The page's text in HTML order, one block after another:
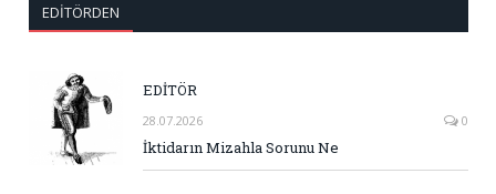
EDITÖRDEN
EDİTÖR
28.07.2026 0
İktidarın Mizahla Sorunu Ne